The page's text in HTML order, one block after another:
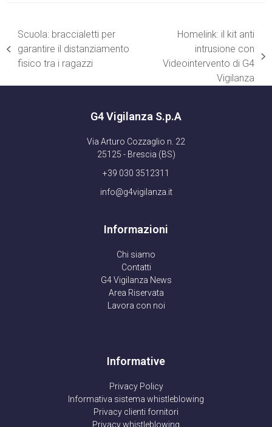
post
precedente:
Scuola: braccialetti per
garantire il distanziamento
fisico tra i ragazzi
articolo
Homelink: il kit anti
intrusione con
Videointervento di G4
Vigilanza
G4 Vigilanza S.p.A
Via Arturo Cozzaglio n. 22
25125 - Brescia (BS)
+39 030 3512311
info@g4vigilanza.it
Informazioni
Chi siamo
Contatti
G4 Vigilanza News
Area Riservata
Lavora con noi
Informative
Privacy Policy
Informativa sistema whistleblowing
Privacy clienti fornitori
Privacy whistleblowing